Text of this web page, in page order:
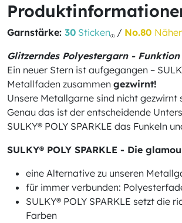
Garnstärke: 30 Sticken(1)/ No.80
Glitzerndes Polyestergarn -
Ein neuer Stern ist aufgegangen –
Metallfaden zusammen gezwirnt!
Unsere Metallgarne sind nicht
Genau das ist der entscheidende
SULKY® POLY SPARKLE das Funkeln
SULKY® POLY SPARKLE - Die
eine Alternative zu unseren
für immer verbunden:
SULKY® POLY SPARKLE setzt die
Farben